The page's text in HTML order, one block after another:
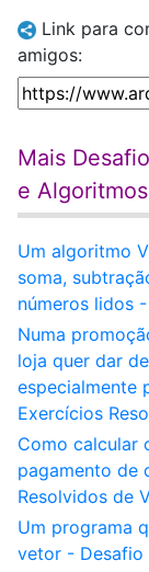
Link para
amigos:
Mais
e
Um algoritmo
soma,
números lidos
Numa
loja quer dar
especialmente
Exercícios
Como calcular
pagamento de
Resolvidos de
Um programa
vetor - Desafio